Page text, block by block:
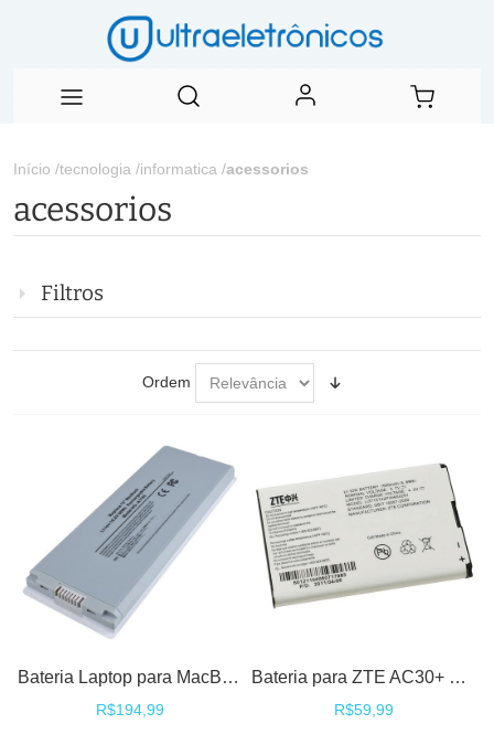
Início /tecnologia /informatica /acessorios
acessorios
Filtros
Ordem
Bateria Laptop para MacBook 13" A1185 MA561 MA561FE / A MA561G / A MA561J / A
R$194,99
Bateria para ZTE AC30+ MF61 A6 MF60 A8 Router Roteador
R$59,99